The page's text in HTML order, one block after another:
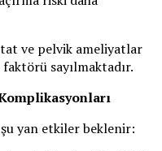
ve pelvik ameliyatlar
sayılmaktadır.
yan etkiler beklenir: